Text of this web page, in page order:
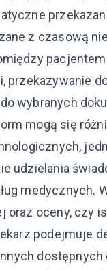
z czasową
przekazywanie
wybranych
mogą się
udzielania
medycznych.
oraz oceny, czy
podejmuje